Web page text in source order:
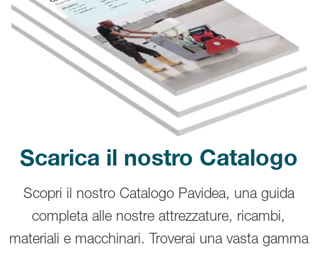
Scarica il nostro Catalogo
Scopri il nostro Catalogo Pavidea, una guida
completa alle nostre attrezzature, ricambi,
materiali e macchinari. Troverai una vasta gamma